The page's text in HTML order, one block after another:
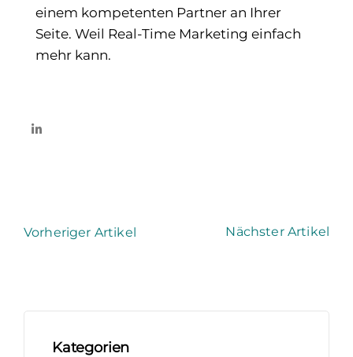
einem kompetenten Partner an Ihrer
Seite. Weil Real-Time Marketing einfach
mehr kann.
Vorheriger Artikel Nächster Artikel
Kategorien